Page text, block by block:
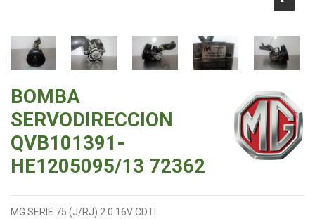
BOMBA
SERVODIRECCION
QVB101391-
HE1205095/13 72362
MG SERIE 75 (J/RJ) 2.0 16V CDTI